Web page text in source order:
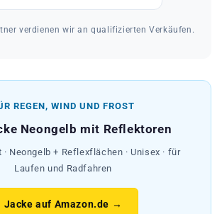
verdienen wir an qualifizierten Verkäufen.
REGEN, WIND UND FROST
Neongelb mit Reflektoren
Neongelb + Reflexflächen · Unisex · für
Laufen und Radfahren
Jacke auf Amazon.de →